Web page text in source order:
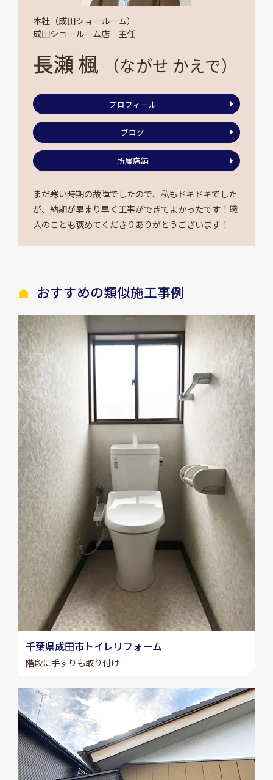
本社（成田ショールーム）
成田ショールーム店 主任
長瀬 楓 （ながせ かえで）
プロフィール
ブログ
所属店舗
まだ寒い時期の故障でしたので、私もドキドキでした
が、納期が早まり早く工事ができてよかったです！職
人のことも褒めてくださりありがとうございます！
おすすめの類似施工事例
千葉県成田市トイレリフォーム
階段に手すりも取り付け